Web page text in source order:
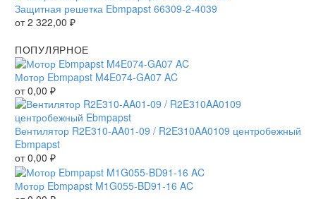
Защитная решетка Ebmpapst 66309-2-4039
от2 322,00 ₽
ПОПУЛЯРНОЕ
Мотор Ebmpapst M4E074-GA07 AC
от0,00 ₽
Вентилятор R2E310-AA01-09 / R2E310AA0109 центробежный
Ebmpapst
от0,00 ₽
Мотор Ebmpapst M1G055-BD91-16 AC